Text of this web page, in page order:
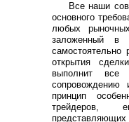
Все наши
основного
любых
заложенный в
самостоятельно
открытия
выполнит все
сопровождению
принцип
трейдеров,